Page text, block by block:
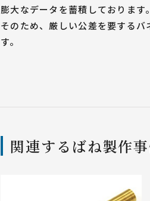
膨大なデータを蓄積しております。
そのため、厳しい公差を要する
す。
関連するばね製作